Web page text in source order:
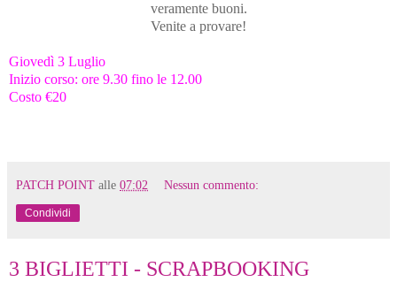
veramente buoni.
Venite a provare!
Giovedì 3 Luglio
Inizio corso: ore 9.30 fino le 12.00
Costo €20
PATCH POINT alle 07:02 Nessun commento:
Condividi
3 BIGLIETTI - SCRAPBOOKING